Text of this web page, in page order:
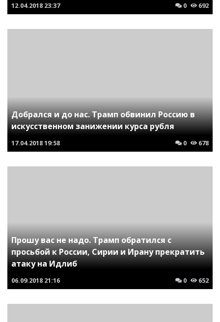
12.04.2018 23:37 0 692
Добрался и до нас. Трамп обвинил Россию в
искусственном занижении курса рубля
17.04.201819:58 0 678
Прошу вас не надо. Трамп обратился с
просьбой к России, Сирии и Ирану прекратить
атаку на Идлиб
06.09.2018 21:16 0 652